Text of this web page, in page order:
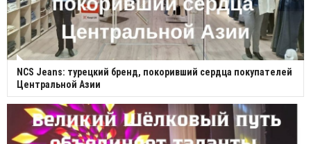
NCS Jeans: турецкий бренд, покоривший сердца покупателей
Центральной Азии